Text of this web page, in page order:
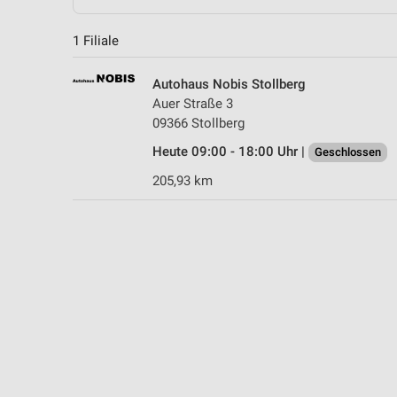
1 Filiale
Autohaus Nobis Stollberg
Auer Straße 3
09366 Stollberg
Heute 09:00 - 18:00 Uhr |
Geschlossen
205,93 km